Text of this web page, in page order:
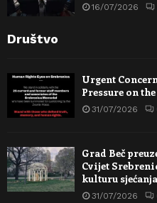
16/07/2026
Društvo
Urgent
Pressure on
31/07/2026
Grad Beč
Cvijet
kulturu
31/07/2026